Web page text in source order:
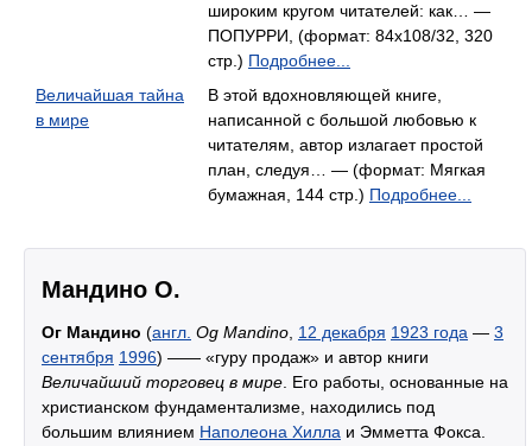
широким кругом читателей: как… —
ПОПУРРИ, (формат: 84x108/32, 320
стр.) Подробнее...
Величайшая тайна
в мире
В этой вдохновляющей книге,
написанной с большой любовью к
читателям, автор излагает простой
план, следуя… — (формат: Мягкая
бумажная, 144 стр.) Подробнее...
Мандино О.
Ог Мандино (англ. Og Mandino 12 декабря 1923 года — 3
сентября 1996) —— «гуру продаж» и автор книги
Величайший торговец в мире . Его работы, основанные на
христианском фундаментализме, находились под
большим влиянием Наполеона Хилла и Эмметта Фокса.